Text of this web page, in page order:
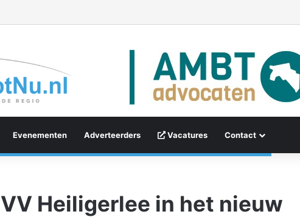
Evenementen Adverteerders Vacatures Contact
Heiligerlee in het nieuw